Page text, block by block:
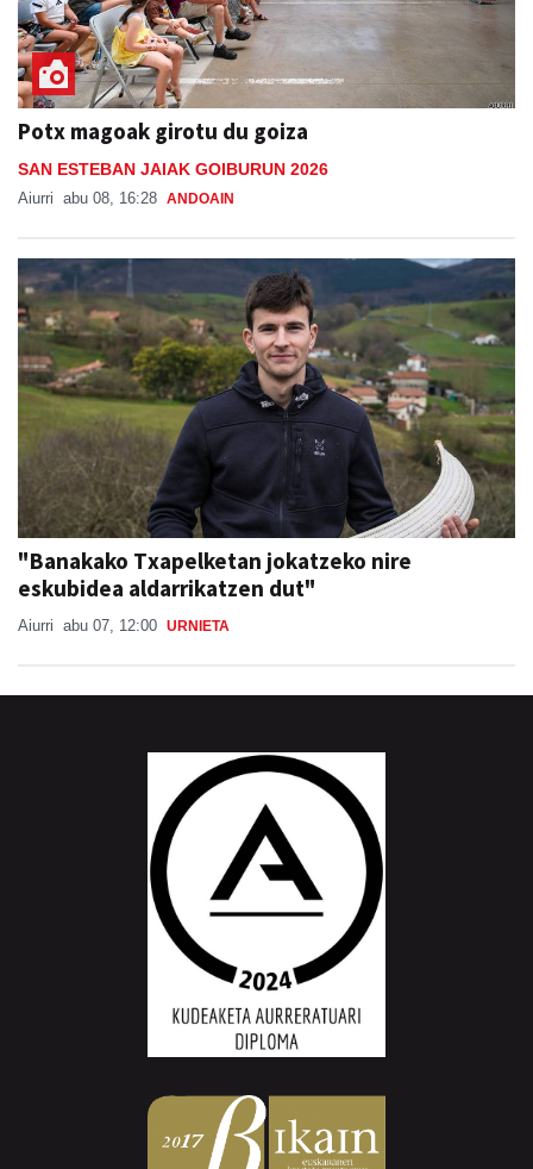
Potx magoak girotu du goiza
SAN ESTEBAN JAIAK GOIBURUN 2026
Aiurri abu 08, 16:28 ANDOAIN
"Banakako Txapelketan jokatzeko nire
eskubidea aldarrikatzen dut"
Aiurri abu 07, 12:00 URNIETA